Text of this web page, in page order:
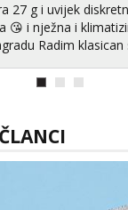
Obavijesti me kada se
tvoj poziv!
tvoj poziv!
27 g i uvijek
😘 i nježna i
Pusenje i